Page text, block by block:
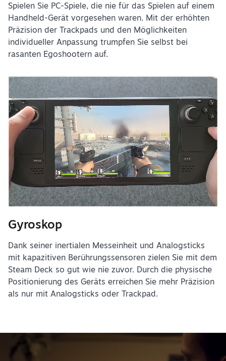
Spielen Sie PC-Spiele, die nie für das Spielen auf einem
Handheld-Gerät vorgesehen waren. Mit der erhöhten
Präzision der Trackpads und den Möglichkeiten
individueller Anpassung trumpfen Sie selbst bei
rasanten Egoshootern auf.
Gyroskop
Dank seiner inertialen Messeinheit und Analogsticks
mit kapazitiven Berührungssensoren zielen Sie mit dem
Steam Deck so gut wie nie zuvor. Durch die physische
Positionierung des Geräts erreichen Sie mehr Präzision
als nur mit Analogsticks oder Trackpad.